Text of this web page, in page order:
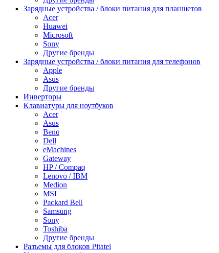
Зарядные устройства / блоки питания для планшетов
Acer
Huawei
Microsoft
Sony
Другие бренды
Зарядные устройства / блоки питания для телефонов
Apple
Asus
Другие бренды
Инверторы
Клавиатуры для ноутбуков
Acer
Asus
Benq
Dell
eMachines
Gateway
HP / Compaq
Lenovo / IBM
Medion
MSI
Packard Bell
Samsung
Sony
Toshiba
Другие бренды
Разъемы для блоков Pitatel